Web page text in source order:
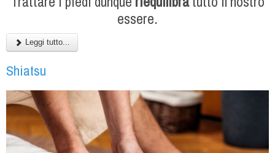
essere.
Leggi tutto...
Shiatsu